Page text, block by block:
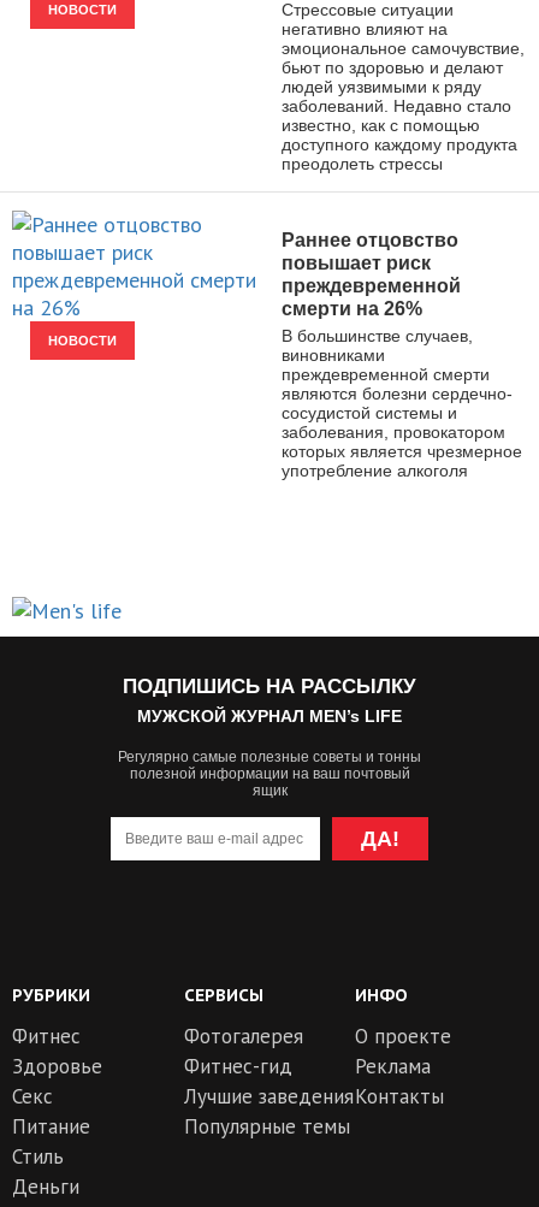
НОВОСТИ
Стрессовые ситуации
негативно влияют на
эмоциональное самочувствие,
бьют по здоровью и делают
людей уязвимыми к ряду
заболеваний. Недавно стало
известно, как с помощью
доступного каждому продукта
преодолеть стрессы
НОВОСТИ
Раннее отцовство
повышает риск
преждевременной
смерти на 26%
В большинстве случаев,
виновниками
преждевременной смерти
являются болезни сердечно-
сосудистой системы и
заболевания, провокатором
которых является чрезмерное
употребление алкоголя
ПОДПИШИСЬ НА РАССЫЛКУ
МУЖСКОЙ ЖУРНАЛ MEN’s LIFE
Регулярно самые полезные советы и тонны
полезной информации на ваш почтовый
ящик
ДА!
РУБРИКИ
Фитнес
Здоровье
Секс
Питание
Стиль
Деньги
СЕРВИСЫ
Фотогалерея
Фитнес-гид
Лучшие заведения
Популярные темы
ИНФО
О проекте
Реклама
Контакты